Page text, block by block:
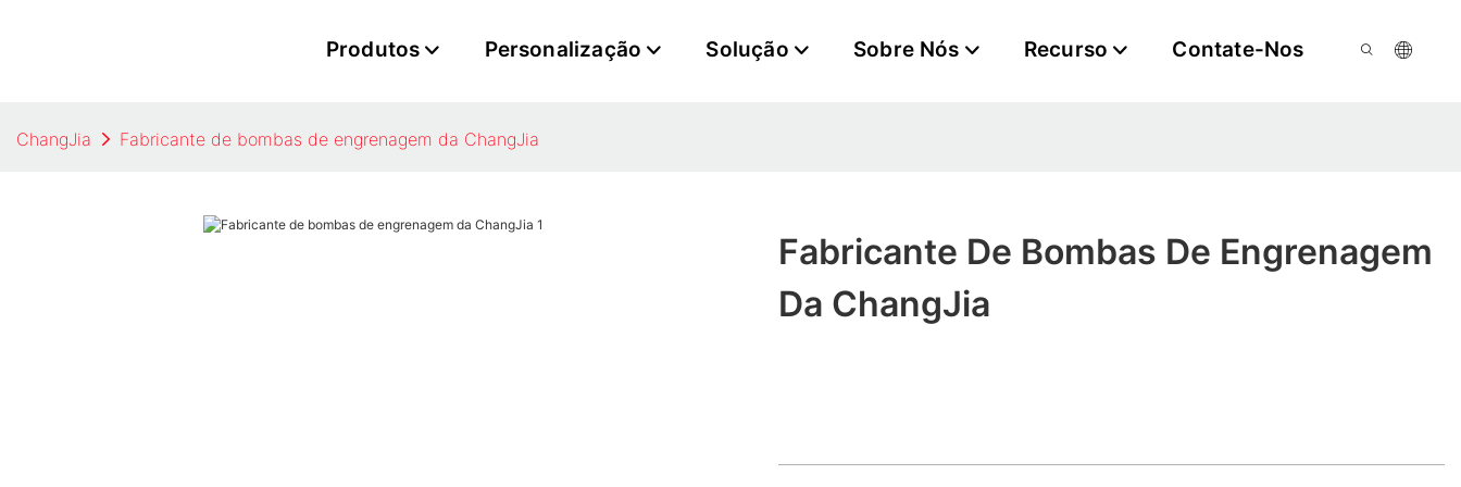
Produtos Personalização Solução Sobre Nós Recurso Contate-Nos
ChangJia Fabricante de bombas de engrenagem da ChangJia
Fabricante De Bombas De Engrenagem
Da ChangJia